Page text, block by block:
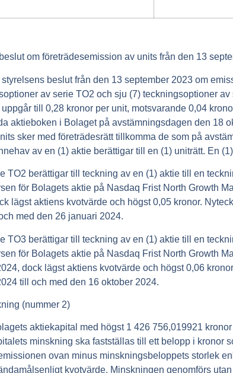
om företrädesemission av units från den 13
beslut från den 13 september 2023 om
av serie TO2 och sju (7) teckningsoptioner
till 0,28 kronor per unit, motsvarande 0,04
aktieboken i Bolaget på avstämningsdagen den 18
sker med företrädesrätt tillkomma de som på
av en (1) aktie berättigar till en (1) uniträtt. En
TO2 berättigar till teckning av en (1) aktie till en
för Bolagets aktie på Nasdaq Frist North Growth
lägst aktiens kvotvärde och högst 0,05 kronor.
med den 26 januari 2024.
TO3 berättigar till teckning av en (1) aktie till en
för Bolagets aktie på Nasdaq Frist North Growth
dock lägst aktiens kvotvärde och högst 0,06
till och med den 16 oktober 2024.
(nummer 2)
aktiekapital med högst 1 426 756,019921
minskning ska fastställas till ett belopp i kronor
ovan minus minskningsbeloppets storlek
kvotvärde. Minskningen genomförs